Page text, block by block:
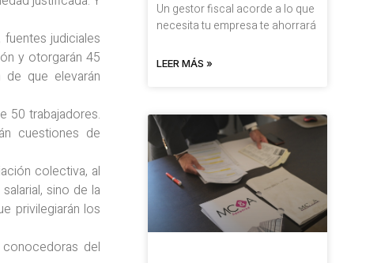
judiciales
y otorgarán 45
que elevarán
50 trabajadores.
cuestiones de
colectiva, al
sino de la
privilegiarán los
del
Un gestor fiscal acorde a lo que
necesita tu empresa te ahorrará
LEER MÁS »